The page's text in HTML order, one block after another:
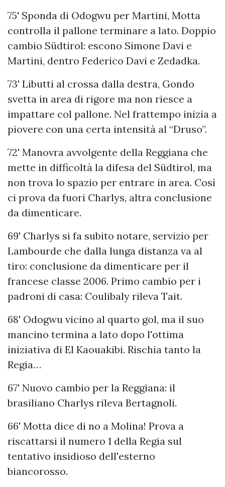
75' Sponda di Odogwu per Martini, Motta
controlla il pallone terminare a lato. Doppio
cambio Südtirol: escono Simone Davi e
Martini, dentro Federico Davi e Zedadka.
73' Libutti al crossa dalla destra, Gondo
svetta in area di rigore ma non riesce a
impattare col pallone. Nel frattempo inizia a
piovere con una certa intensità al “Druso”.
72' Manovra avvolgente della Reggiana che
mette in difficoltà la difesa del Südtirol, ma
non trova lo spazio per entrare in area. Così
ci prova da fuori Charlys, altra conclusione
da dimenticare.
69' Charlys si fa subito notare, servizio per
Lambourde che dalla lunga distanza va al
tiro: conclusione da dimenticare per il
francese classe 2006. Primo cambio per i
padroni di casa: Coulibaly rileva Tait.
68' Odogwu vicino al quarto gol, ma il suo
mancino termina a lato dopo l'ottima
iniziativa di El Kaouakibi. Rischia tanto la
Regia…
67' Nuovo cambio per la Reggiana: il
brasiliano Charlys rileva Bertagnoli.
66' Motta dice di no a Molina! Prova a
riscattarsi il numero 1 della Regia sul
tentativo insidioso dell'esterno
biancorosso.